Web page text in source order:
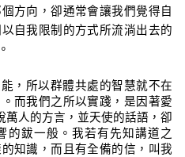
方向，卻通常會讓我們覺得自
自我限制的方式所流淌出去的
，所以群體共處的智慧就不在
而我們之所以實踐，是因著愛
萬人的方言，並天使的話語，卻
的鈸一般。我若有先知講道之
知識，而且有全備的信，叫我